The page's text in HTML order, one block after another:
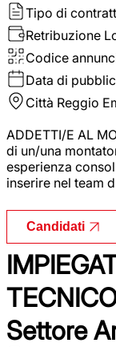
Tipo di
Retribuzione
Codice
Data di
Città Reggio
ADDETTI/E AL
di un/una
esperienza
inserire nel team
Candidati
Settore